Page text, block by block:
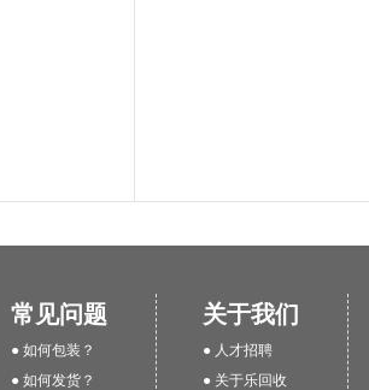
常见问题
● 如何包装？
● 如何发货？
关于我们
● 人才招聘
● 关于乐回收